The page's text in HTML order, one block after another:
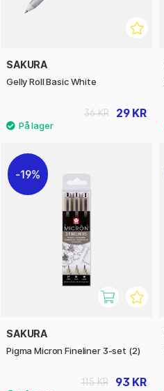
SAKURA
Gelly Roll Basic White
29 KR
36 KR
19%
SAKURA
Pigma Micron Fineliner 3-set (2)
93 KR
115 KR